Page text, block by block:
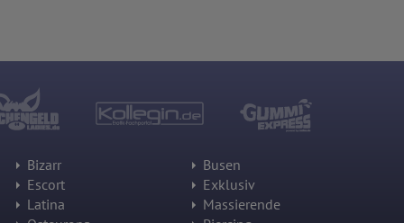
Bizarr
Busen
Escort
Exklusiv
Latina
Massierende